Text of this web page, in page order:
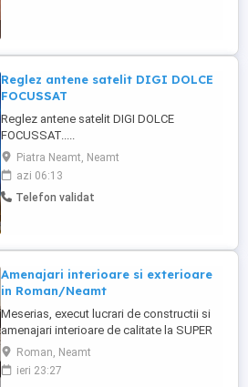
Reglez antene satelit DIGI DOLCE
FOCUSSAT
Reglez antene satelit DIGI DOLCE
FOCUSSAT.....
Piatra Neamt, Neamt
azi 06:13
Telefon validat
Amenajari interioare si exterioare
in Roman/Neamt
Meserias, execut lucrari de constructii si
amenajari interioare de calitate la SUPER
PRET in Roman, jud. Neamt. Tipuri de
lucrari pe care le pot realiza: 1. izolatii
exterioare (50 de lei/mp cu toate
Roman, Neamt
ieri 23:27